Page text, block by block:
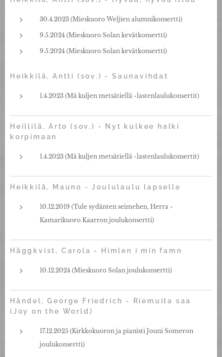
30.4.2023 (Mieskuoro Weljien alumnikonsertti)
9.5.2024 (Mieskuoro Solan kevätkonsertti)
9.5.2024 (Mieskuoro Solan kevätkonsertti)
Heikkilä, Antti (sov.) - Saunavihdat
1.4.2023 (Mä kuljen metsätiellä -lastenlaulukonsertit)
Heillilä, Arto (sov.) - Nyt kulkee halki
korpimaan
1.4.2023 (Mä kuljen metsätiellä -lastenlaulukonsertit)
Heikkilä, Mauno - Joululaulu lapselle
10.12.2019 (Tule sydänten seimehen, Herra -
Kamarikuoro Kaarron joulukonsertti)
Häggkvist, Carola - Himlen i min famn
10.12.2024 (Mieskuoro Solan joulukonsertti)
Händel, George Friedrich - Riemuita saa
(Joy on the World)
17.12.2025 (Kirkkokuoron ja pianisti Jouni Someron
joulukonsertti)